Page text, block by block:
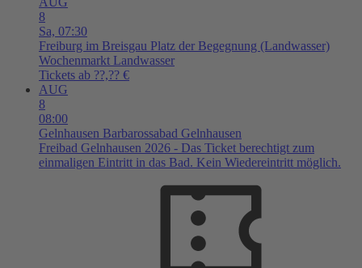
8
Sa, 07:30
Freiburg im Breisgau Platz der Begegnung (Landwasser)
Wochenmarkt Landwasser
Tickets ab ??,?? €
AUG
8
08:00
Gelnhausen Barbarossabad Gelnhausen
Freibad Gelnhausen 2026 - Das Ticket berechtigt zum
einmaligen Eintritt in das Bad. Kein Wiedereintritt möglich.